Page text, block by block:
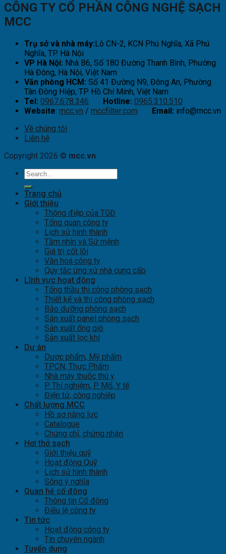
CÔNG TY CỔ PHẦN CÔNG NGHỆ SẠCH
MCC
Trụ sở và nhà máy: Lô CN-2, KCN Phú Nghĩa, Xã Phú
Nghĩa, TP. Hà Nội
VP Hà Nội: Nhà B6, Số 180 Đường Thanh Bình, Phường
Hà Đông, Hà Nội, Việt Nam
Văn phòng HCM: Số 41 Đường N9, Đông An, Phường
Tân Đông Hiệp, TP Hồ Chí Minh, Việt Nam
Tel: 0967.678.346 Hotline: 0965.310.510
Website: mcc.vn / mccfilter.com Email: info@mcc.vn
Về chúng tôi
Liên hệ
Copyright 2026 © mcc.vn
Trang chủ
Giới thiệu
Thông điệp của TGĐ
Tổng quan công ty
Lịch sử hình thành
Tầm nhìn và Sứ mệnh
Giá trị cốt lõi
Văn hoá công ty
Quy tắc ứng xử nhà cung cấp
Lĩnh vực hoạt động
Tổng thầu thi công phòng sạch
Thiết kế và thi công phòng sạch
Bảo dưỡng phòng sạch
Sản xuất panel phòng sạch
Sản xuất ống gió
Sản xuất lọc khí
Dự án
Dược phẩm, Mỹ phẩm
TPCN, Thực Phẩm
Nhà máy thuốc thú y
P. Thí nghiệm, P. Mổ, Y tế
Điện tử, công nghiệp
Chất lượng MCC
Hồ sơ năng lực
Catalogue
Chứng chỉ, chứng nhận
Hơi thở sạch
Giới thiệu quỹ
Hoạt động Quỹ
Lịch sử hình thành
Sống ý nghĩa
Quan hệ cổ đông
Thông tin Cổ đông
Điều lệ công ty
Tin tức
Hoạt động công ty
Tin chuyên ngành
Tuyển dụng